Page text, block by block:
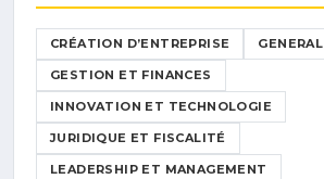
CRÉATION D’ENTREPRISE GENERAL
GESTION ET FINANCES
INNOVATION ET TECHNOLOGIE
JURIDIQUE ET FISCALITÉ
LEADERSHIP ET MANAGEMENT